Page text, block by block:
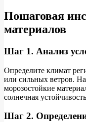
Пошаговая
материалов
Шаг 1. Анализ
Определите климат
или сильных ветров.
морозостойкие
солнечная
Шаг 2.